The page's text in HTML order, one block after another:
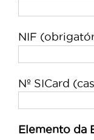
NIF
Nº SICard
Elemento da